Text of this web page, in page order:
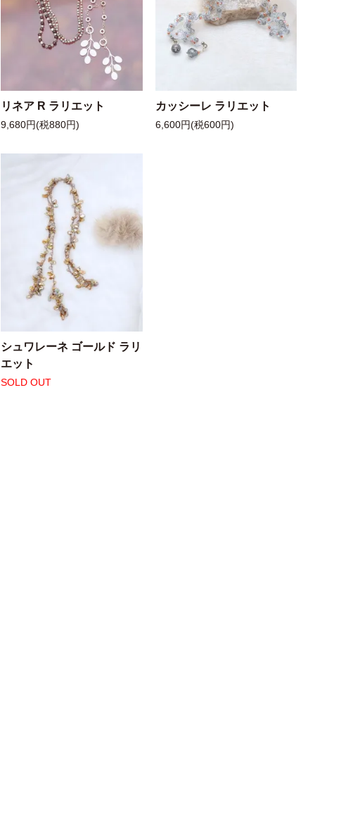
リネア R ラリエット
9,680円(税880円)
カッシーレ ラリエット
6,600円(税600円)
シュワレーネ ゴールド ラリ
エット
SOLD OUT